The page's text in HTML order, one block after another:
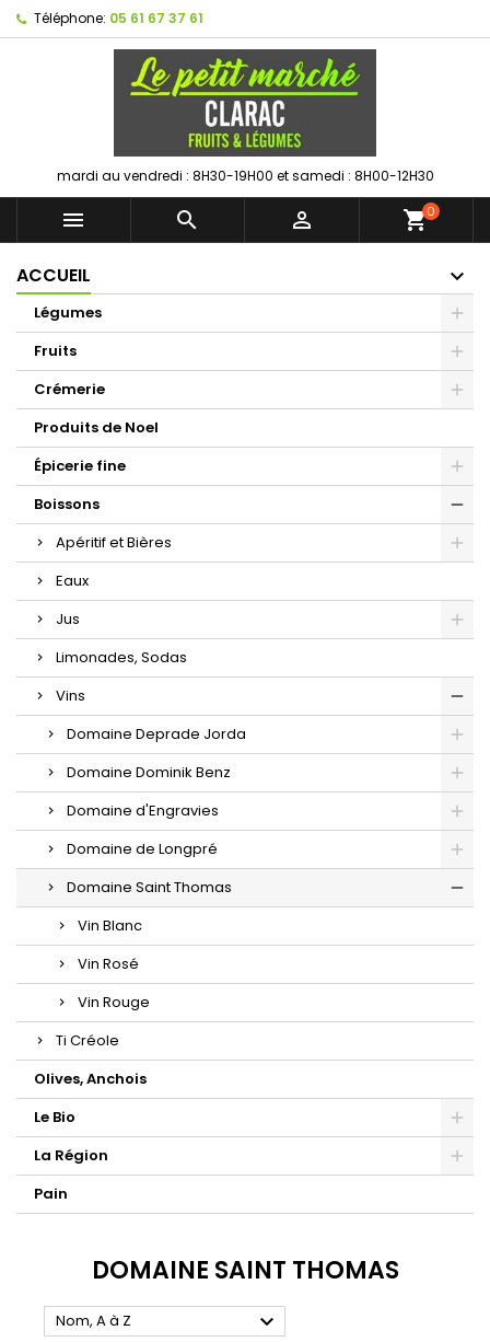
Téléphone: 05 61 67 37 61
mardi au vendredi : 8H30-19H00 et samedi : 8H00-12H30
   shopping_cart0
ACCUEIL
Légumes
Fruits
Crémerie
Produits de Noel
Épicerie fine
Boissons
Apéritif et Bières
Eaux
Jus
Limonades, Sodas
Vins
Domaine Deprade Jorda
Domaine Dominik Benz
Domaine d'Engravies
Domaine de Longpré
Domaine Saint Thomas
Vin Blanc
Vin Rosé
Vin Rouge
Ti Créole
Olives, Anchois
Le Bio
La Région
Pain
DOMAINE SAINT THOMAS
Nom, A à Z 